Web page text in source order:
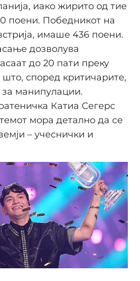
иако жирито од тие
поени. Победникот на
имаше 436 поени.
дозволува
до 20 пати преку
според критичарите,
за манипулации.
Катиа Сегерс
мора детално да се
– учеснички и